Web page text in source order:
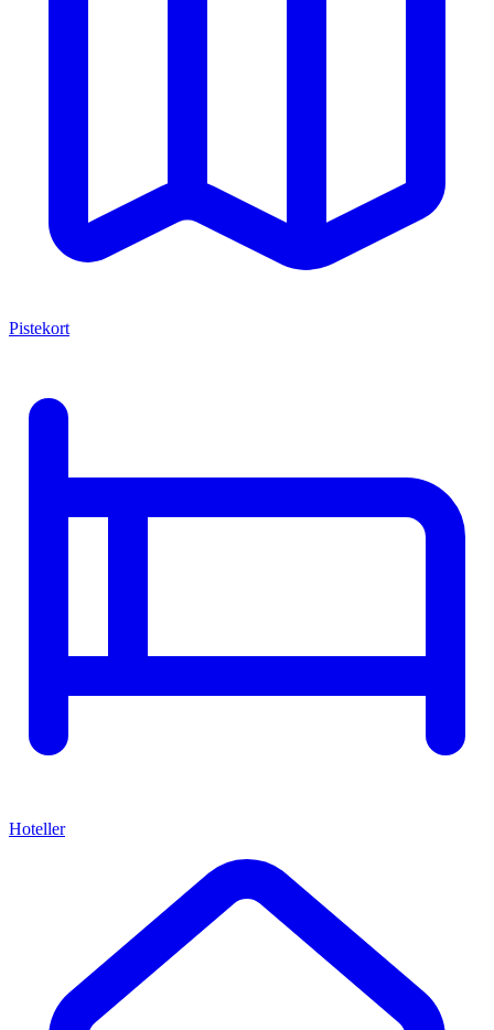
Pistekort
Hoteller